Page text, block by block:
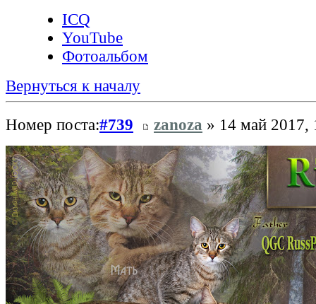
ICQ
YouTube
Фотоальбом
Вернуться к началу
Номер поста:#739 zanoza » 14 май 2017,